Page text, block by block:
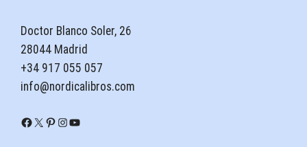
Doctor Blanco Soler, 26
28044 Madrid
+34 917 055 057
info@nordicalibros.com